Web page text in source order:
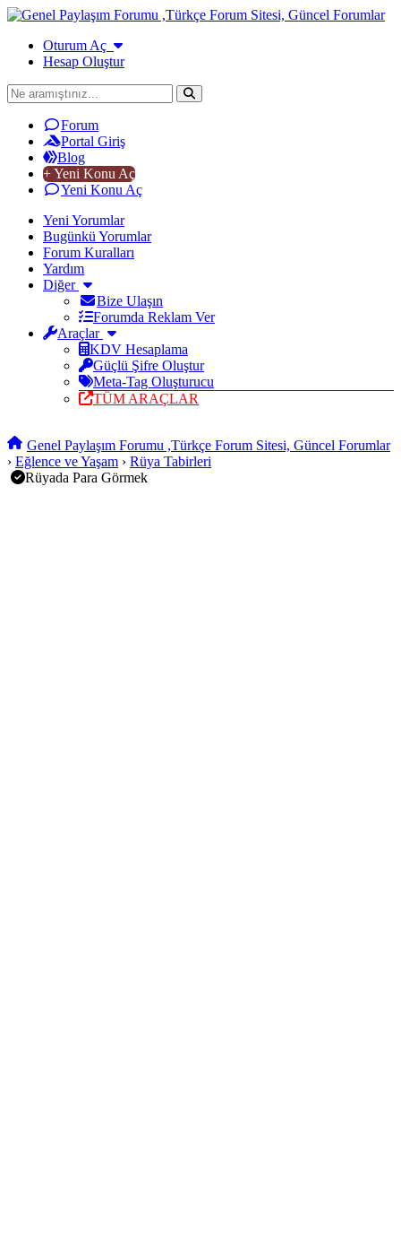
Oturum Aç
Hesap Oluştur
Forum
Portal Giriş
Blog
+ Yeni Konu Aç
Yeni Konu Aç
Yeni Yorumlar
Bugünkü Yorumlar
Forum Kuralları
Yardım
Diğer
Bize Ulaşın
Forumda Reklam Ver
Araçlar
KDV Hesaplama
Güçlü Şifre Oluştur
Meta-Tag Oluşturucu
TÜM ARAÇLAR
Genel Paylaşım Forumu ,Türkçe Forum Sitesi, Güncel Forumlar
› Eğlence ve Yaşam › Rüya Tabirleri
Rüyada Para Görmek